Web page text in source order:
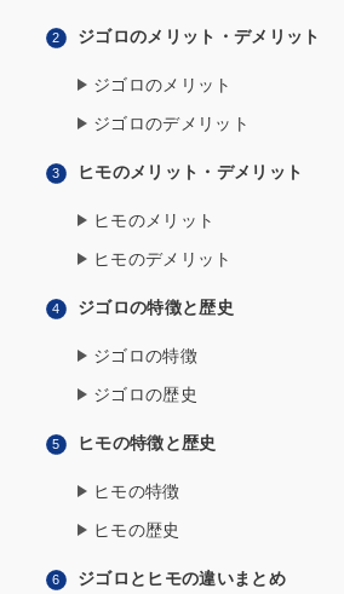
ジゴロのメリット・デメリット
ジゴロのメリット
ジゴロのデメリット
ヒモのメリット・デメリット
ヒモのメリット
ヒモのデメリット
ジゴロの特徴と歴史
ジゴロの特徴
ジゴロの歴史
ヒモの特徴と歴史
ヒモの特徴
ヒモの歴史
ジゴロとヒモの違いまとめ